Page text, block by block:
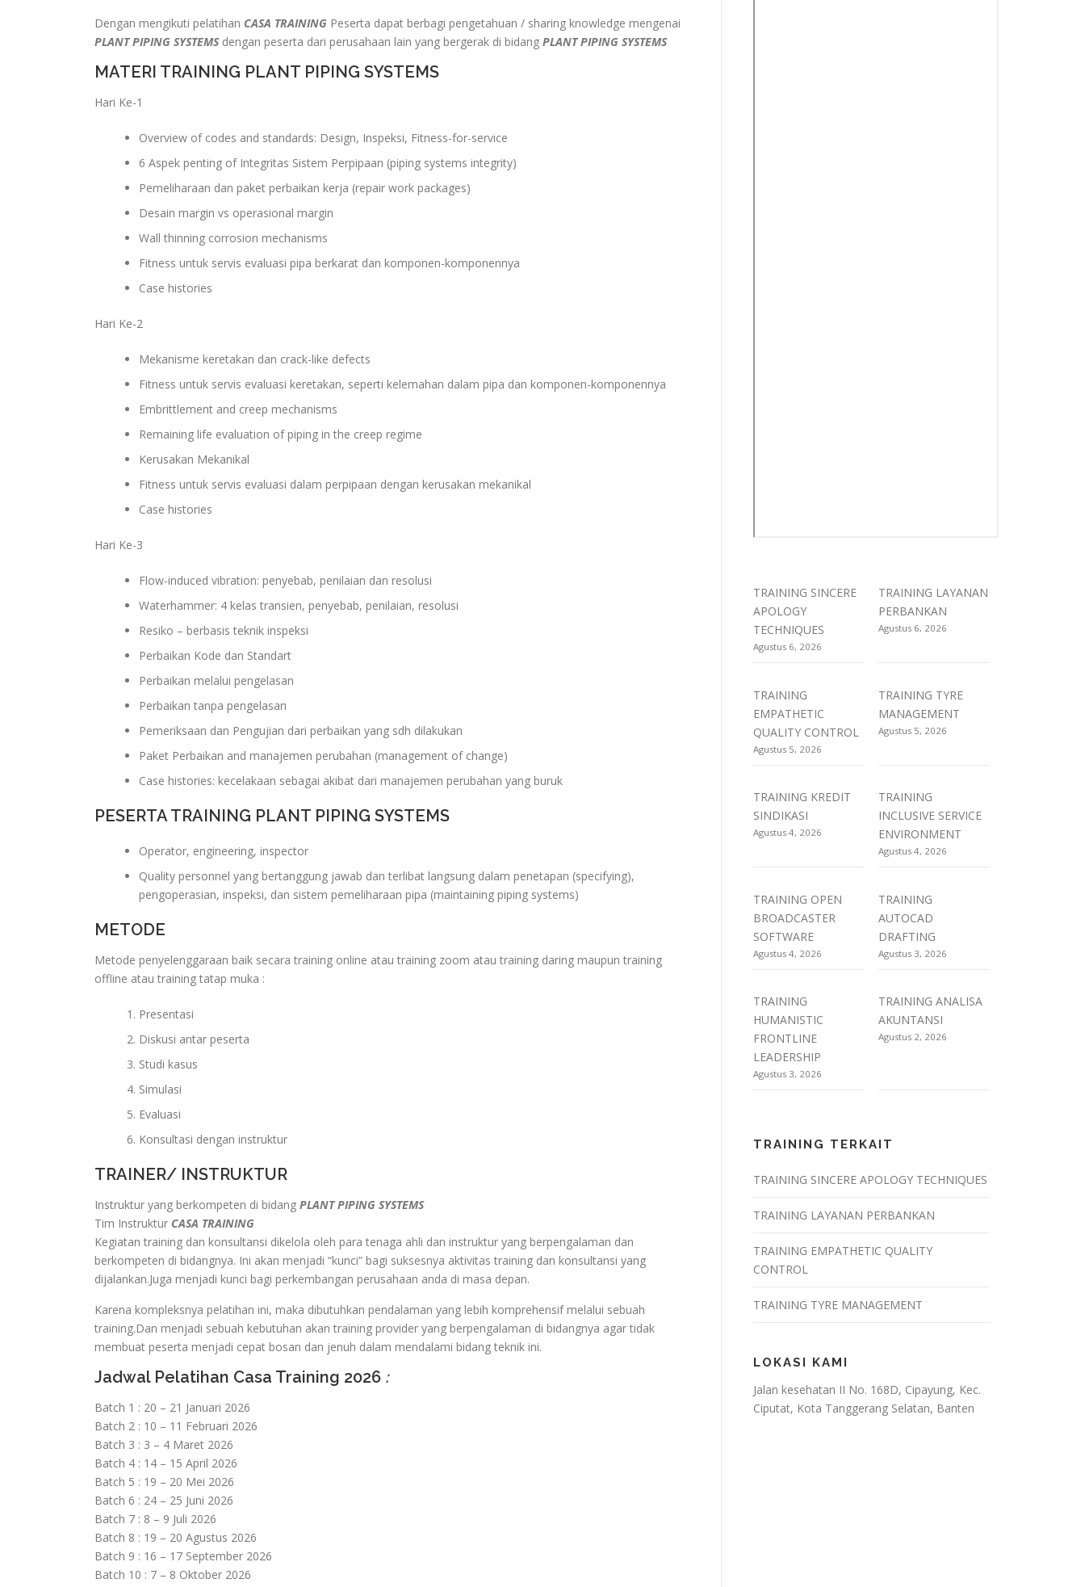
Dengan mengikuti pelatihan CASA TRAINING Peserta dapat berbagi pengetahuan / sharing knowledge mengenai
PLANT PIPING SYSTEMS dengan peserta dari perusahaan lain yang bergerak di bidang PLANT PIPING SYSTEMS
MATERI TRAINING PLANT PIPING SYSTEMS
Hari Ke-1
Overview of codes and standards: Design, Inspeksi, Fitness-for-service
6 Aspek penting of Integritas Sistem Perpipaan (piping systems integrity)
Pemeliharaan dan paket perbaikan kerja (repair work packages)
Desain margin vs operasional margin
Wall thinning corrosion mechanisms
Fitness untuk servis evaluasi pipa berkarat dan komponen-komponennya
Case histories
Hari Ke-2
Mekanisme keretakan dan crack-like defects
Fitness untuk servis evaluasi keretakan, seperti kelemahan dalam pipa dan komponen-komponennya
Embrittlement and creep mechanisms
Remaining life evaluation of piping in the creep regime
Kerusakan Mekanikal
Fitness untuk servis evaluasi dalam perpipaan dengan kerusakan mekanikal
Case histories
Hari Ke-3
Flow-induced vibration: penyebab, penilaian dan resolusi
Waterhammer: 4 kelas transien, penyebab, penilaian, resolusi
Resiko – berbasis teknik inspeksi
Perbaikan Kode dan Standart
Perbaikan melalui pengelasan
Perbaikan tanpa pengelasan
Pemeriksaan dan Pengujian dari perbaikan yang sdh dilakukan
Paket Perbaikan and manajemen perubahan (management of change)
Case histories: kecelakaan sebagai akibat dari manajemen perubahan yang buruk
PESERTA TRAINING PLANT PIPING SYSTEMS
Operator, engineering, inspector
Quality personnel yang bertanggung jawab dan terlibat langsung dalam penetapan (specifying),
pengoperasian, inspeksi, dan sistem pemeliharaan pipa (maintaining piping systems)
METODE
Metode penyelenggaraan baik secara training online atau training zoom atau training daring maupun training
offline atau training tatap muka :
Presentasi
Diskusi antar peserta
Studi kasus
Simulasi
Evaluasi
Konsultasi dengan instruktur
TRAINER/ INSTRUKTUR
Instruktur yang berkompeten di bidang PLANT PIPING SYSTEMS
Tim Instruktur CASA TRAINING
Kegiatan training dan konsultansi dikelola oleh para tenaga ahli dan instruktur yang berpengalaman dan
berkompeten di bidangnya. Ini akan menjadi “kunci” bagi suksesnya aktivitas training dan konsultansi yang
dijalankan.Juga menjadi kunci bagi perkembangan perusahaan anda di masa depan.
Karena kompleksnya pelatihan ini, maka dibutuhkan pendalaman yang lebih komprehensif melalui sebuah
training.Dan menjadi sebuah kebutuhan akan training provider yang berpengalaman di bidangnya agar tidak
membuat peserta menjadi cepat bosan dan jenuh dalam mendalami bidang teknik ini.
Jadwal Pelatihan Casa Training 2026 :
Batch 1 : 20 – 21 Januari 2026
Batch 2 : 10 – 11 Februari 2026
Batch 3 : 3 – 4 Maret 2026
Batch 4 : 14 – 15 April 2026
Batch 5 : 19 – 20 Mei 2026
Batch 6 : 24 – 25 Juni 2026
Batch 7 : 8 – 9 Juli 2026
Batch 8 : 19 – 20 Agustus 2026
Batch 9 : 16 – 17 September 2026
Batch 10 : 7 – 8 Oktober 2026
TRAINING SINCERE
APOLOGY
TECHNIQUES
Agustus 6, 2026
TRAINING LAYANAN
PERBANKAN
Agustus 6, 2026
TRAINING
EMPATHETIC
QUALITY CONTROL
Agustus 5, 2026
TRAINING TYRE
MANAGEMENT
Agustus 5, 2026
TRAINING KREDIT
SINDIKASI
Agustus 4, 2026
TRAINING
INCLUSIVE SERVICE
ENVIRONMENT
Agustus 4, 2026
TRAINING OPEN
BROADCASTER
SOFTWARE
Agustus 4, 2026
TRAINING
AUTOCAD
DRAFTING
Agustus 3, 2026
TRAINING
HUMANISTIC
FRONTLINE
LEADERSHIP
Agustus 3, 2026
TRAINING ANALISA
AKUNTANSI
Agustus 2, 2026
TRAINING TERKAIT
TRAINING SINCERE APOLOGY TECHNIQUES
TRAINING LAYANAN PERBANKAN
TRAINING EMPATHETIC QUALITY
CONTROL
TRAINING TYRE MANAGEMENT
LOKASI KAMI
Jalan kesehatan II No. 168D, Cipayung, Kec.
Ciputat, Kota Tanggerang Selatan, Banten